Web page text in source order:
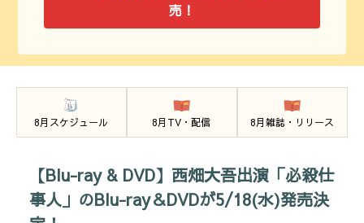
売！
8月スケジュール 8月TV・配信 8月雑誌・リリース
【Blu-ray & DVD】西畑大吾出演「必殺仕
事人」のBlu-ray＆DVDが5/18(水)発売決